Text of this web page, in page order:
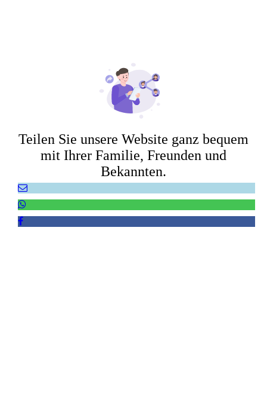
Teilen Sie unsere Website ganz bequem
mit Ihrer Familie, Freunden und
Bekannten.